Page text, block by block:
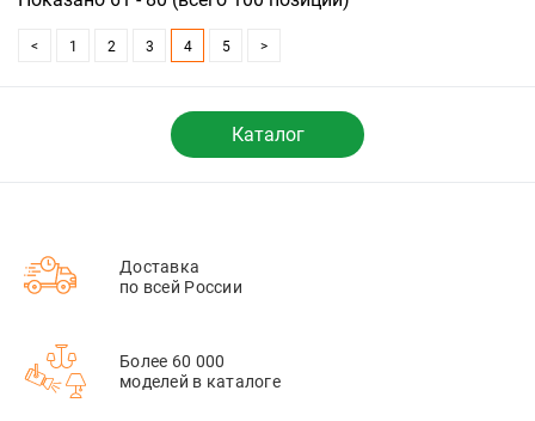
< 1 2 3 4 5 >
Каталог
Доставка
по всей России
Более 60 000
моделей в каталоге